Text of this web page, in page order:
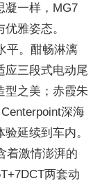
凝一样，MG7
雅姿态。
平。酣畅淋漓
应三段式电动尾
型之美；赤霞朱
深海
延续到车内。
着激情澎湃的
两套动